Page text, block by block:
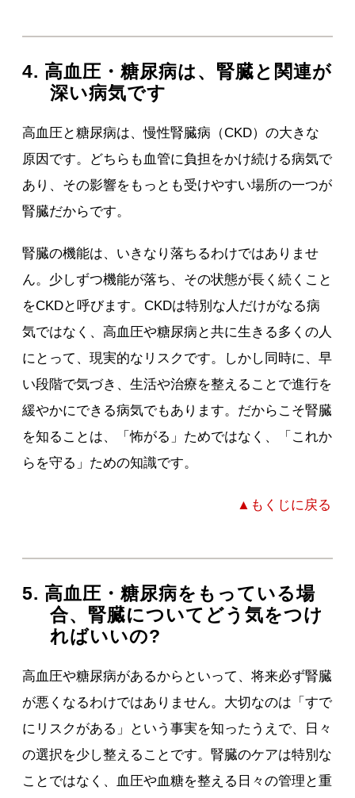
4. 高血圧・糖尿病は、腎臓と関連が
深い病気です
高血圧と糖尿病は、慢性腎臓病（CKD）の大きな
原因です。どちらも血管に負担をかけ続ける病気で
あり、その影響をもっとも受けやすい場所の一つが
腎臓だからです。
腎臓の機能は、いきなり落ちるわけではありませ
ん。少しずつ機能が落ち、その状態が長く続くこと
をCKDと呼びます。CKDは特別な人だけがなる病
気ではなく、高血圧や糖尿病と共に生きる多くの人
にとって、現実的なリスクです。しかし同時に、早
い段階で気づき、生活や治療を整えることで進行を
緩やかにできる病気でもあります。だからこそ腎臓
を知ることは、「怖がる」ためではなく、「これか
らを守る」ための知識です。
▲もくじに戻る
5. 高血圧・糖尿病をもっている場
合、腎臓についてどう気をつけ
ればいいの?
高血圧や糖尿病があるからといって、将来必ず腎臓
が悪くなるわけではありません。大切なのは「すで
にリスクがある」という事実を知ったうえで、日々
の選択を少し整えることです。腎臓のケアは特別な
ことではなく、血圧や血糖を整える日々の管理と重